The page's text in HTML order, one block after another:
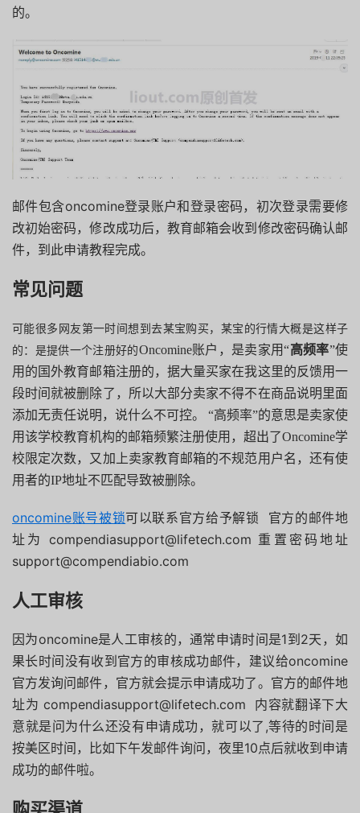
的。
邮件包含oncomine登录账户和登录密码，初次登录需要修
改初始密码，修改成功后，教育邮箱会收到修改密码确认邮
件，到此申请教程完成。
常见问题
可能很多网友第一时间想到去某宝购买，某宝的行情大概是这样子
的：是提供一个注册好的Oncomine账户，是卖家用“高频率”使
用的国外教育邮箱注册的，据大量买家在我这里的反馈用一
段时间就被删除了，所以大部分卖家不得不在商品说明里面
添加无责任说明，说什么不可控。 “高频率”的意思是卖家使
用该学校教育机构的邮箱频繁注册使用，超出了Oncomine学
校限定次数，又加上卖家教育邮箱的不规范用户名，还有使
用者的IP地址不匹配导致被删除。
oncomine账号被锁可以联系官方给予解锁 官方的邮件地
址为 compendiasupport@lifetech.com 重置密码地址
support@compendiabio.com
人工审核
因为oncomine是人工审核的，通常申请时间是1到2天，如
果长时间没有收到官方的审核成功邮件，建议给oncomine
官方发询问邮件，官方就会提示申请成功了。官方的邮件地
址为 compendiasupport@lifetech.com 内容就翻译下大
意就是问为什么还没有申请成功，就可以了,等待的时间是
按美区时间，比如下午发邮件询问，夜里10点后就收到申请
成功的邮件啦。